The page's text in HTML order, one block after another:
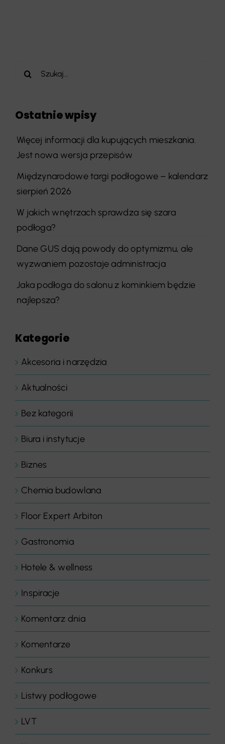
Szukaj
Ostatnie wpisy
Więcej informacji dla kupujących mieszkania.
Jest nowa wersja przepisów
Międzynarodowe targi podłogowe – kalendarz
sierpień 2026
W jakich wnętrzach sprawdza się szara
podłoga?
Dane GUS dają powody do optymizmu, ale
wyzwaniem pozostaje administracja
Jaka podłoga do salonu z kominkiem będzie
najlepsza?
Kategorie
Akcesoria i narzędzia
Aktualności
Bez kategorii
Biura i instytucje
Biznes
Chemia budowlana
Floor Expert Arbiton
Gastronomia
Hotele & wellness
Inspiracje
Komentarz dnia
Komentarze
Konkurs
Listwy podłogowe
LVT